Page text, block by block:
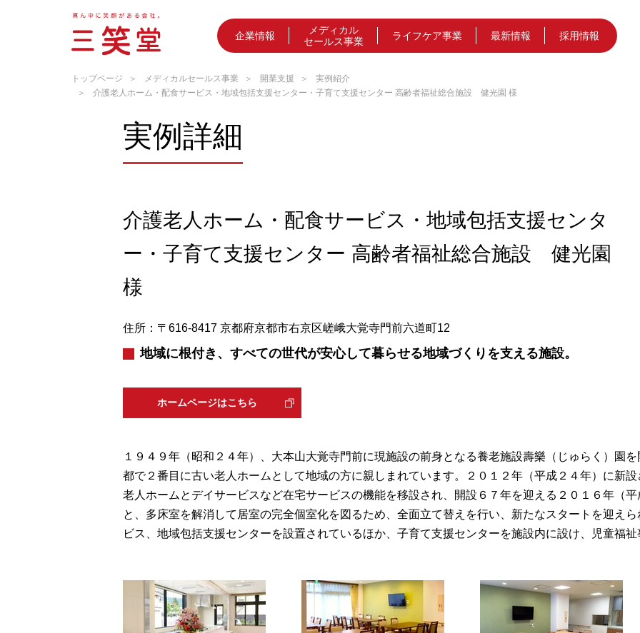
企業情報
メディカル
セールス事業
ライフケア事業 最新情報 採用情報
トップページ メディカルセールス事業 開業支援
実例紹介
介護老人ホーム・配食サービス・地域包括支援センター・子育て支援センター 高齢者福祉総合施設 健光園 様
実例詳細
介護老人ホーム・配食サービス・地域包括支援センタ
ー・子育て支援センター 高齢者福祉総合施設 健光園
様
住所：〒616-8417 京都府京都市右京区嵯峨大覚寺門前六道町12
地域に根付き、すべての世代が安心して暮らせる地域づくりを支える施設。
ホームページはこちら
１９４９年（昭和２４年）、大本山大覚寺門前に現施設の前身となる養老施設壽樂（じゅらく）園
都で２番目に古い老人ホームとして地域の方に親しまれています。２０１２年（平成２４年）に新
老人ホームとデイサービスなど在宅サービスの機能を移設され、開設６７年を迎える２０１６年（
と、多床室を解消して居室の完全個室化を図るため、全面立て替えを行い、新たなスタートを迎え
ビス、地域包括支援センターを設置されているほか、子育て支援センターを施設内に設け、児童福